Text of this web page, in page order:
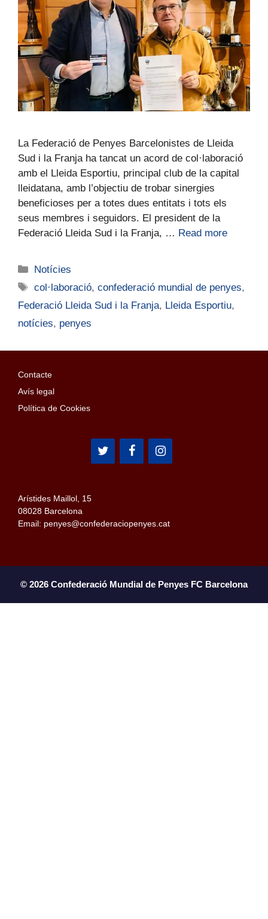
La Federació de Penyes Barcelonistes de Lleida
Sud i la Franja ha tancat un acord de col·laboració
amb el Lleida Esportiu, principal club de la capital
lleidatana, amb l’objectiu de trobar sinergies
beneficioses per a totes dues entitats i tots els
seus membres i seguidors. El president de la
Federació Lleida Sud i la Franja, … Read more
Notícies
col·laboració,confederació mundial de penyes,
Federació Lleida Sud i la Franja, Lleida Esportiu,
notícies, penyes
Contacte
Avís legal
Política de Cookies
Arístides Maillol, 15
08028 Barcelona
Email: penyes@confederaciopenyes.cat
© 2026 Confederació Mundial de Penyes FC Barcelona